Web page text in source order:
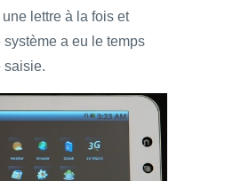
lettre à la fois et
système a eu le temps
saisie.